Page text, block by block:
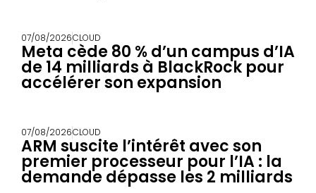
07/08/2026CLOUD
Meta cède 80 % d’un campus d’IA
de 14 milliards à BlackRock pour
accélérer son expansion
07/08/2026CLOUD
ARM suscite l’intérêt avec son
premier processeur pour l’IA : la
demande dépasse les 2 milliards